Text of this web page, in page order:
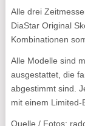
Alle drei
DiaStar Original
Kombinationen
Alle Modelle sind
ausgestattet, die
abgestimmt sind.
mit einem
Quelle / Fotos: